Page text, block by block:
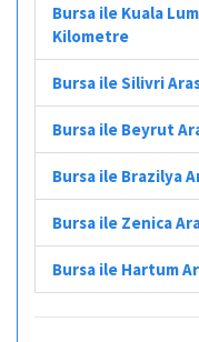
Bursa ile Kuala
Kilometre
Bursa ile Silivri
Bursa ile Beyrut
Bursa ile Brazilya
Bursa ile Zenica
Bursa ile Hartum